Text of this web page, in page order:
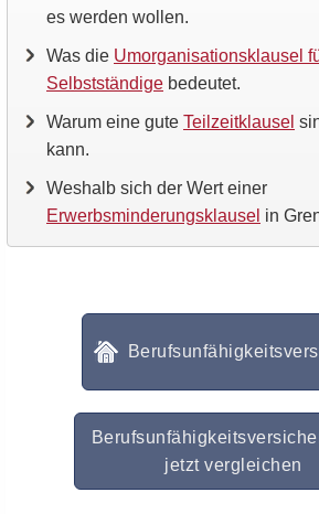
es werden wollen.
Was die Umorganisationsklausel
Selbstständige bedeutet.
Warum eine gute Teilzeitklausel
kann.
Weshalb sich der Wert einer
Erwerbsminderungsklausel in
jetzt vergleichen